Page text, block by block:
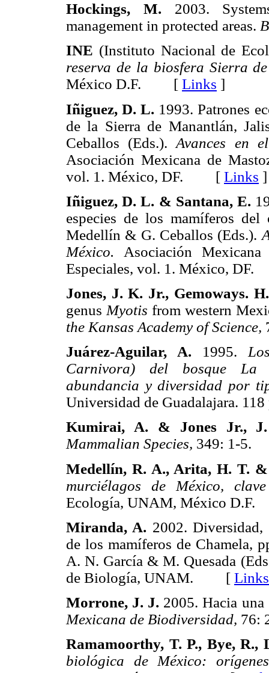
Hockings, M. 2003.
management in protected areas.
INE (Instituto Nacional de
reserva de la biosfera Sierra de
México D.F. [ Links ]
Iñiguez, D. L. 1993. Patrones
de la Sierra de Manantlán,
Ceballos (Eds.).Avances en
Asociación Mexicana de
vol. 1. México, DF. [ Links ]
Iñiguez, D. L. & Santana, E.
especies de los mamíferos
Medellín & G. Ceballos (Eds.).
México. Asociación
Especiales, vol. 1. México,
Jones, J. K. Jr., Gemoways.
genus Myotis from western
the Kansas Academy of Science,
Juárez-Aguilar, A. 1995.
Carnivora) del bosque La
abundancia y diversidad por
Universidad de Guadalajara.
Kumirai, A. & Jones Jr.,
Mammalian Species, 349: 1-
Medellín, R. A., Arita, H. T. &
murciélagos de México,
Ecología, UNAM, México
Miranda, A. 2002.
de los mamíferos de Chamela,
A. N. García & M. Quesada
de Biología, UNAM. [ Links
Morrone, J. J. 2005. Hacia
Mexicana de Biodiversidad,
Ramamoorthy, T. P., Bye,
biológica de México: orígenes